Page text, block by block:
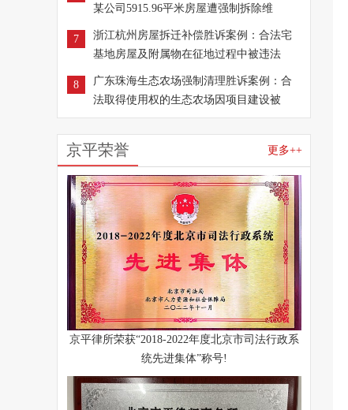
某公司5915.96平米房屋遭强制拆除维
7
浙江杭州房屋拆迁补偿胜诉案例：合法宅
基地房屋及附属物在征地过程中被违法
8
广东珠海生态农场强制清理胜诉案例：合
法取得使用权的生态农场因项目建设被
京平荣誉 更多++
京平律所荣获“2018-2022年度北京市司法行政系
统先进集体”称号!